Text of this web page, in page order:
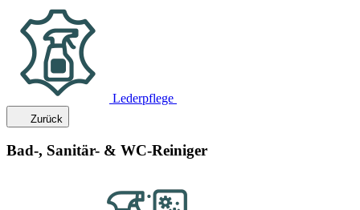
Lederpflege
Zurück
Bad-, Sanitär- & WC-Reiniger